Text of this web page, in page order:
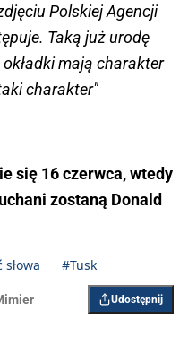
Polskiej Agencji
Taką już urodę
mają charakter
charakter"
się 16 czerwca, wtedy
zostaną Donald
#Tusk
Udostępnij